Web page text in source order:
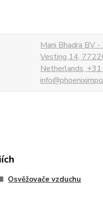
Mani Bhadra BV
Vesting 14,
Netherlands,
Osvěžovače vzduchu